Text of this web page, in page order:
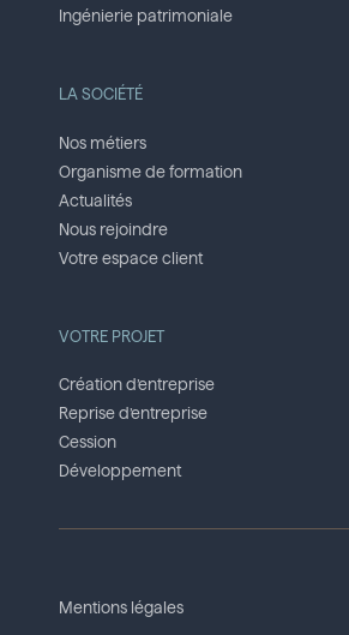
Ingénierie patrimoniale
LA SOCIÉTÉ
Nos métiers
Organisme de formation
Actualités
Nous rejoindre
Votre espace client
VOTRE PROJET
Création d’entreprise
Reprise d’entreprise
Cession
Développement
Mentions légales